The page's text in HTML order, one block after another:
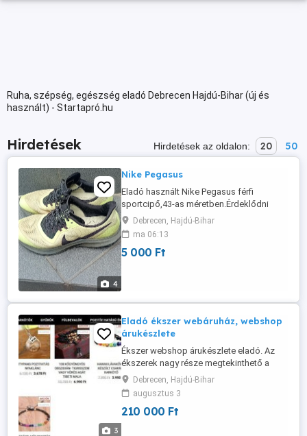
Ruha, szépség, egészség eladó Debrecen Hajdú-Bihar (új és
használt) - Startapró.hu
Hirdetések Hirdetések az oldalon: 20 50
4
Nike Pegasus
Eladó használt Nike Pegasus férfi
sportcipő,43-as méretben.Érdeklődni
üzenetben.
Debrecen, Hajdú-Bihar
ma 06:13
5 000 Ft
3
Eladó ékszer webáruház, webshop
árukészlete
Ékszer webshop árukészlete eladó. Az
ékszerek nagy része megtekinthető a
https: www.facebook.com vilagitok,
Facebook oldalon. (Az árukészlet
webshopban értékesített eladási értéke
1.3M Ft.) Az eladási ár 210.000 Ft. ami
Debrecen, Hajdú-Bihar
augusztus 3
210 000 Ft